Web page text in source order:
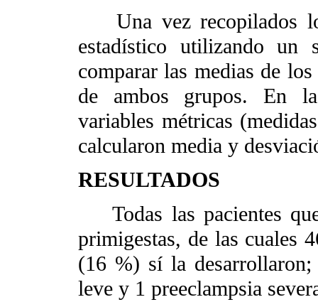
Una vez recopilados
estadístico utilizando un
comparar las medias de
de ambos grupos. En
variables métricas
calcularon media y
RESULTADOS
Todas las pacientes
primigestas, de las cuales
(16 %) sí la
leve y 1 preeclampsia